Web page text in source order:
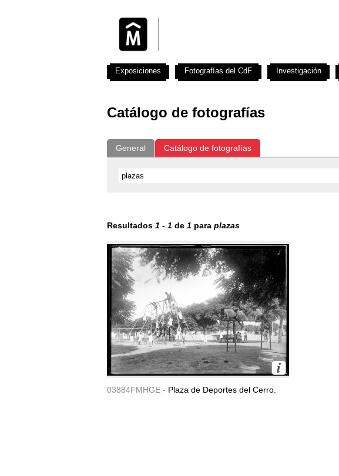
Catálogo de fotografías
General Catálogo de fotografías
Resultados 1 - 1 de 1 para plazas
03884FMHGE - Plaza de Deportes del Cerro.
Exposiciones Fotografías del CdF Investigación